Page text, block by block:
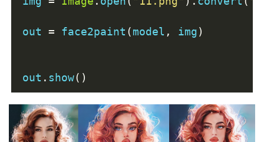
out = face2paint (model , img)
out . show()